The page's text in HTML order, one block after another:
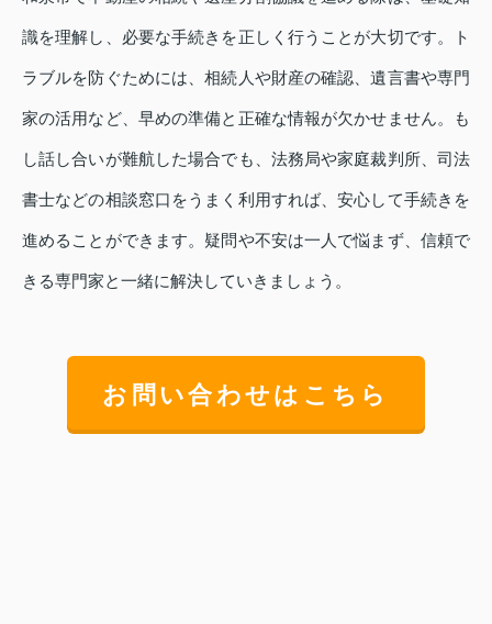
識を理解し、必要な手続きを正しく行うことが大切です。ト
ラブルを防ぐためには、相続人や財産の確認、遺言書や専門
家の活用など、早めの準備と正確な情報が欠かせません。も
し話し合いが難航した場合でも、法務局や家庭裁判所、司法
書士などの相談窓口をうまく利用すれば、安心して手続きを
進めることができます。疑問や不安は一人で悩まず、信頼で
きる専門家と一緒に解決していきましょう。
お問い合わせはこちら